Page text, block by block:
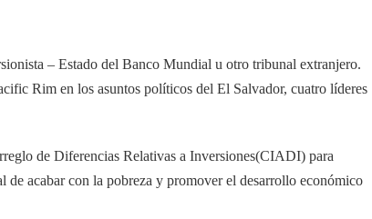
– Estado del Banco Mundial u otro tribunal extranjero.
Rim en los asuntos políticos del El Salvador, cuatro líderes
de Diferencias Relativas a Inversiones(CIADI) para
acabar con la pobreza y promover el desarrollo económico